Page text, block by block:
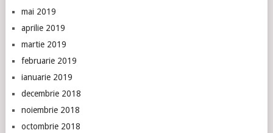
mai 2019
aprilie 2019
martie 2019
februarie 2019
ianuarie 2019
decembrie 2018
noiembrie 2018
octombrie 2018